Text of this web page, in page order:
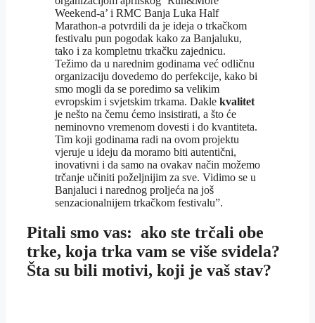
Weekend-a’ i RMC Banja Luka Half
Marathon-a potvrdili da je ideja o trkačkom
festivalu pun pogodak kako za Banjaluku,
tako i za kompletnu trkačku zajednicu.
Težimo da u narednim godinama već odličnu
organizaciju dovedemo do perfekcije, kako bi
smo mogli da se poredimo sa velikim
evropskim i svjetskim trkama. Dakle kvalitet
je nešto na čemu ćemo insistirati, a što će
neminovno vremenom dovesti i do kvantiteta.
Tim koji godinama radi na ovom projektu
vjeruje u ideju da moramo biti autentični,
inovativni i da samo na ovakav način možemo
trčanje učiniti poželjnijim za sve. Vidimo se u
Banjaluci i narednog proljeća na još
senzacionalnijem trkačkom festivalu”.
Pitali smo vas: ako ste trčali obe
trke, koja trka vam se više svidela?
Šta su bili motivi, koji je vaš stav?